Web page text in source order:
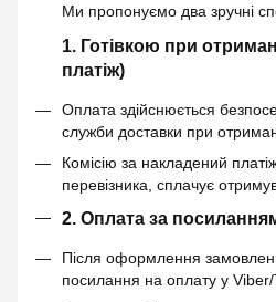
Ми пропонуємо два зручні
1. Готівкою при
платіж)
Оплата здійснюється
служби доставки при
Комісію за накладений
перевізника, сплачує
2. Оплата за
Після оформлення
посилання на оплату у